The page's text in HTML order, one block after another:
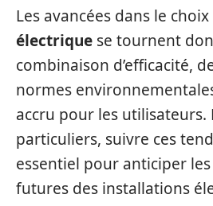
Les avancées dans le choix
électrique se tournent
combinaison d’efficacité,
normes
accru pour les utilisateurs.
particuliers, suivre ces
essentiel pour anticiper
futures des installations